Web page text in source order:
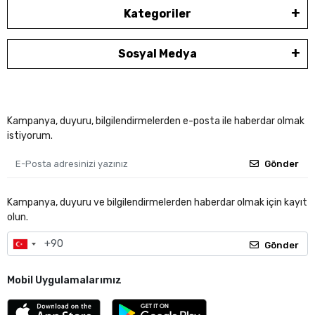
Kategoriler
Sosyal Medya
Kampanya, duyuru, bilgilendirmelerden e-posta ile haberdar olmak
istiyorum.
Gönder
Kampanya, duyuru ve bilgilendirmelerden haberdar olmak için kayıt
olun.
Gönder
Mobil Uygulamalarımız